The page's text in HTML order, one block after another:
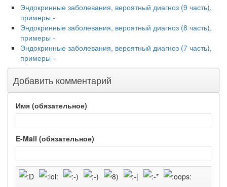
Эндокринные заболевания, вероятный диагноз (9 часть),
примеры -
Эндокринные заболевания, вероятный диагноз (8 часть),
примеры -
Эндокринные заболевания, вероятный диагноз (7 часть),
примеры -
Добавить комментарий
Имя (обязательное)
E-Mail (обязательное)